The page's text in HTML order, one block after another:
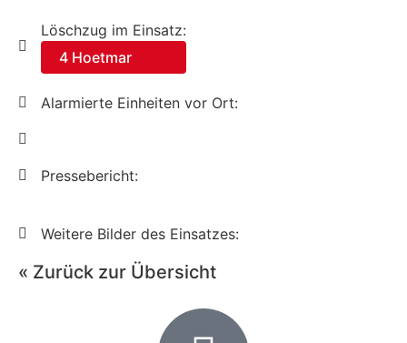
Löschzug im Einsatz:
4 Hoetmar
Alarmierte Einheiten vor Ort:
Pressebericht:
Weitere Bilder des Einsatzes:
« Zurück zur Übersicht